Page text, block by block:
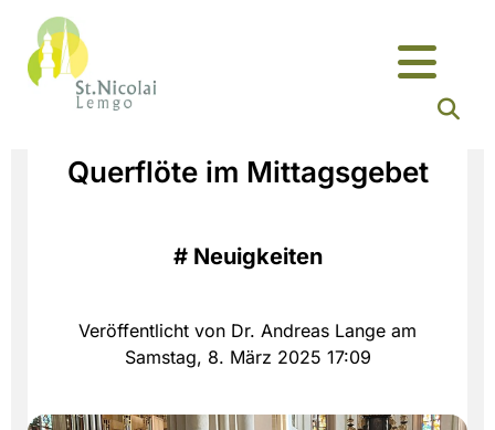
Querflöte im Mittagsgebet
# Neuigkeiten
Veröffentlicht von Dr. Andreas Lange am
Samstag, 8. März 2025 17:09